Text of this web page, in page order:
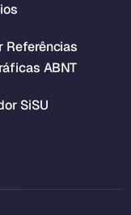
Referências
ABNT
SiSU